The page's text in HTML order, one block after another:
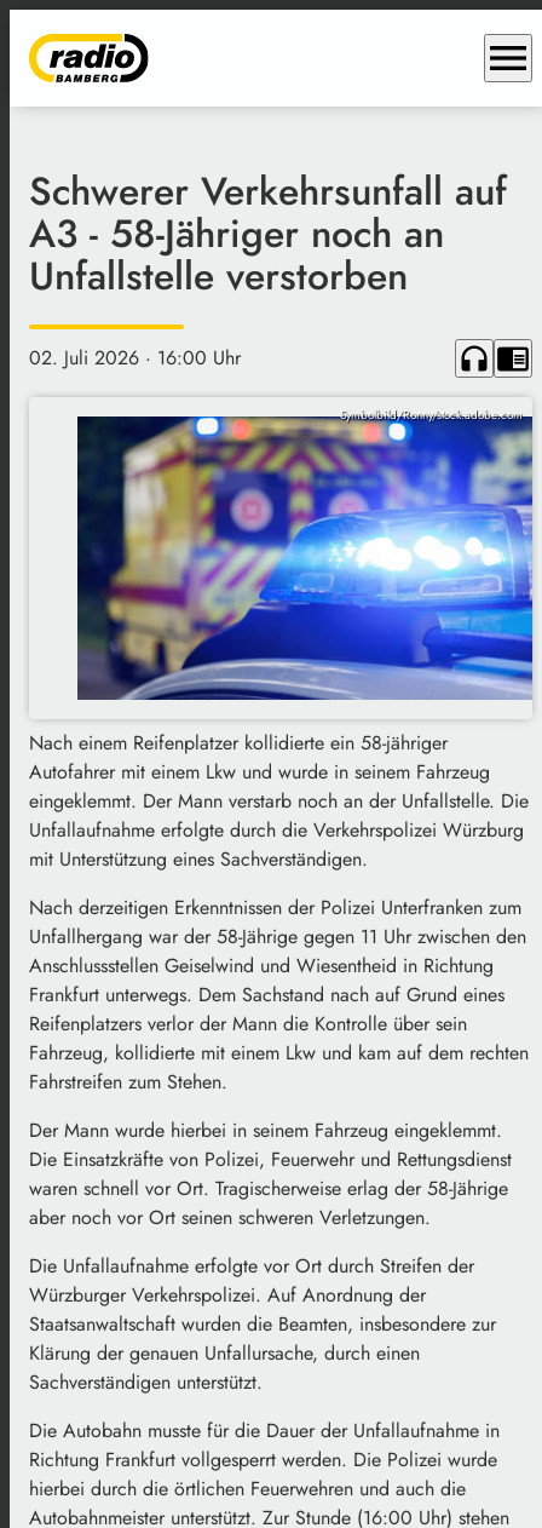
menu
Schwerer Verkehrsunfall auf
A3 - 58-Jähriger noch an
Unfallstelle verstorben
02. Juli 2026 · 16:00 Uhr headphones chrome_reader_mode
Symbolbild/Ronny/stock.adobe.com
Nach einem Reifenplatzer kollidierte ein 58-jähriger
Autofahrer mit einem Lkw und wurde in seinem Fahrzeug
eingeklemmt. Der Mann verstarb noch an der Unfallstelle. Die
Unfallaufnahme erfolgte durch die Verkehrspolizei Würzburg
mit Unterstützung eines Sachverständigen.
Nach derzeitigen Erkenntnissen der Polizei Unterfranken zum
Unfallhergang war der 58-Jährige gegen 11 Uhr zwischen den
Anschlussstellen Geiselwind und Wiesentheid in Richtung
Frankfurt unterwegs. Dem Sachstand nach auf Grund eines
Reifenplatzers verlor der Mann die Kontrolle über sein
Fahrzeug, kollidierte mit einem Lkw und kam auf dem rechten
Fahrstreifen zum Stehen.
Der Mann wurde hierbei in seinem Fahrzeug eingeklemmt.
Die Einsatzkräfte von Polizei, Feuerwehr und Rettungsdienst
waren schnell vor Ort. Tragischerweise erlag der 58-Jährige
aber noch vor Ort seinen schweren Verletzungen.
Die Unfallaufnahme erfolgte vor Ort durch Streifen der
Würzburger Verkehrspolizei. Auf Anordnung der
Staatsanwaltschaft wurden die Beamten, insbesondere zur
Klärung der genauen Unfallursache, durch einen
Sachverständigen unterstützt.
Die Autobahn musste für die Dauer der Unfallaufnahme in
Richtung Frankfurt vollgesperrt werden. Die Polizei wurde
hierbei durch die örtlichen Feuerwehren und auch die
Autobahnmeister unterstützt. Zur Stunde (16:00 Uhr) stehen